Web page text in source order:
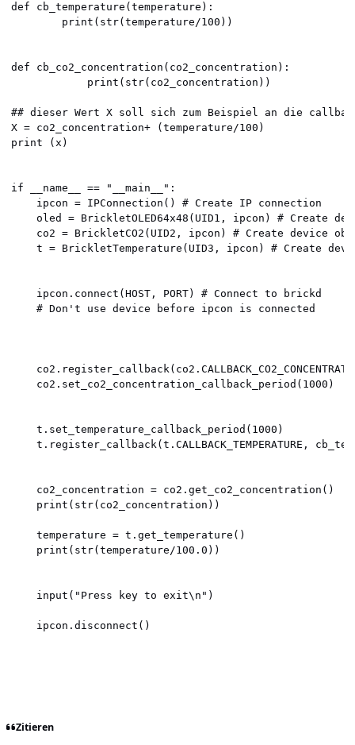
def cb_temperature(temperature):
print(str(temperature/100))
def cb_co2_concentration(co2_concentration):
print(str(co2_concentration))
## dieser Wert X soll sich zum Beispiel an die
X = co2_concentration+ (temperature/100)
print (x)
if __name__ == "__main__":
ipcon = IPConnection() # Create IP connection
oled = BrickletOLED64x48(UID1, ipcon) # Create
co2 = BrickletCO2(UID2, ipcon) # Create device
t = BrickletTemperature(UID3, ipcon) # Create
ipcon.connect(HOST, PORT) # Connect to brickd
# Don't use device before ipcon is connected
co2.set_co2_concentration_callback_period(1000)
t.set_temperature_callback_period(1000)
t.register_callback(t.CALLBACK_TEMPERATURE,
co2_concentration = co2.get_co2_concentration()
print(str(co2_concentration))
temperature = t.get_temperature()
print(str(temperature/100.0))
input("Press key to exit\n")
ipcon.disconnect()
Zitieren